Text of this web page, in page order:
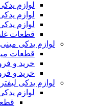
لوازم یدکی غلطک
لوازم یدکی غلطک
لوازم یدکی غلطک
قطعات غلطک هپکو
لوازم یدکی مینی لودر
قطعات مینی لودر
خرید و فروش لوازم
خرید و فروش لوازم
لوازم یدکی لیفتراک
لوازم یدکی لیفتراک
قطعات